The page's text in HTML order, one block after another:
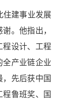
住建事业发展
。 他指出，
设计、工程
产业链企业
先后获中国
鲁班奖、国